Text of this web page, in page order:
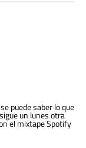
puede saber lo que
un lunes otra
el mixtape Spotify